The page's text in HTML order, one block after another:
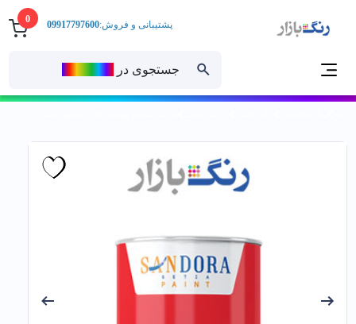
0
جستجوی در
پشتیبانی و فروش:09917797600